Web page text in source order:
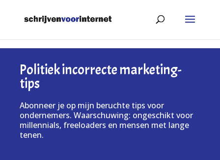
Politiek incorrecte marketing-
tips
Abonneer je op mijn beruchte tips voor
ondernemers. Waarschuwing: ongeschikt voor
millennials, freeloaders en mensen met lange
tenen.